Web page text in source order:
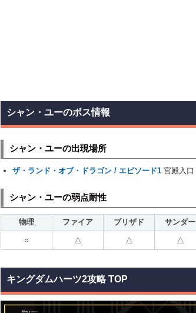
シャン・ユーのボス情報
シャン・ユーの出現場所
ザ・ランド・オブ・ドラゴン / エピソード1 宮殿入口
シャン・ユーの弱点耐性
物理 ファイア ブリザド サンダー
○ △ △ △
キングダムハーツ2攻略 TOP